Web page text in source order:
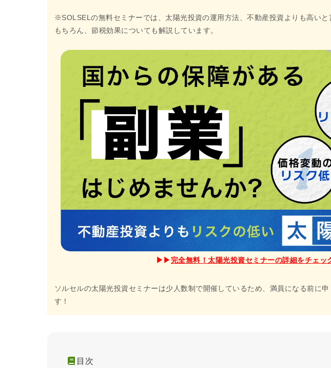
※SOLSELの無料セミナーでは、太陽光投資の運用方法、不動産投資よりも高い
もちろん、節税効果についても解説しています。
▶︎▶︎ 完全無料！太陽光投資セミナーの詳細をチェッ
ソルセルの太陽光投資セミナーは少人数制で開催しているため、満員になる前に
す！
目次